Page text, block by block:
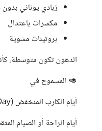
زبادي يوناني
مكسرات باعتدال
بروتينات مشوية
الدهون تكون متوسطة،
🥑 المسموح في
أيام الكارب المنخفض (Low Carb Day):
أيام الراحة أو الصيام